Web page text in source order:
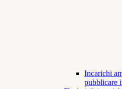
Incarichi
pubblicare